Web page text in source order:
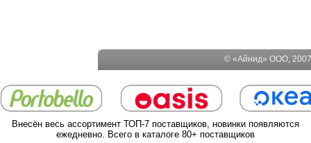
© «Айнид» ООО,
Внесён весь ассортимент ТОП-7 поставщиков, новинки появляются
ежедневно. Всего в каталоге 80+ поставщиков